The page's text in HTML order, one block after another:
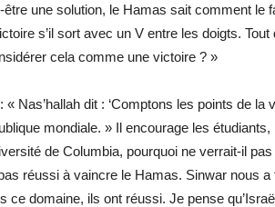
être une solution, le Hamas sait comment le
s’il sort avec un V entre les doigts.
cela comme une victoire ? »
« Nas’hallah dit : ‘Comptons les points de
mondiale. » Il encourage les
de Columbia, pourquoi ne verrait-il
réussi à vaincre le Hamas. Sinwar nous
ce domaine, ils ont réussi. Je pense